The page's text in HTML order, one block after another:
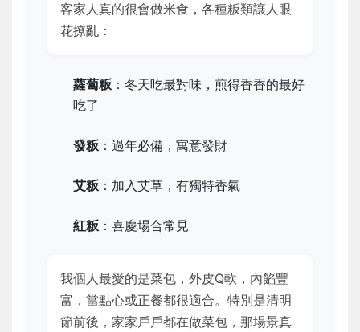
客家人真的很會做米食，各種粄類讓人眼
花撩亂：
蘿蔔粄 ：冬天吃最對味，煎得香香的最好
吃了
發粄 ：過年必備，寓意發財
艾粄 ：加入艾草，有獨特香氣
紅粄 ：喜慶場合常見
我個人最愛的是菜包，外皮Q軟，內餡豐
富，當點心或正餐都很適合。特別是清明
節前後，家家戶戶都在做菜包，那場景真